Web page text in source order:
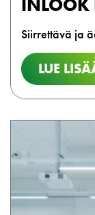
INLOOK
Siirrettävä ja
LUE